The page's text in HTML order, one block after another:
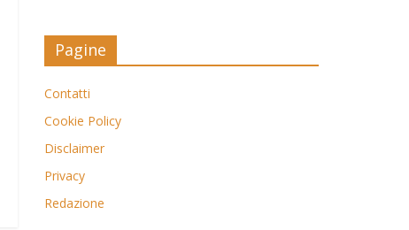
Pagine
Contatti
Cookie Policy
Disclaimer
Privacy
Redazione